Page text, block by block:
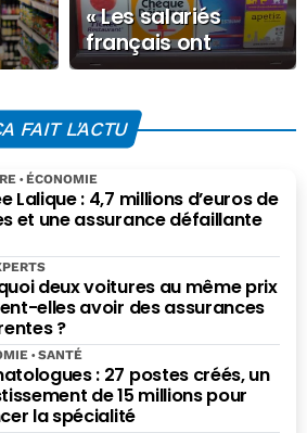
« Les salariés
français ont
adopté le titre-
un outil de budget
alimentaire au
sens large »
FAIT L'ACTU
Lalique : 4,7 millions d’euros de
et une assurance défaillante
ÉCONOMIE
deux voitures au même prix
elles avoir des assurances
?
: 27 postes créés, un
de 15 millions pour
la spécialité
SANTÉ